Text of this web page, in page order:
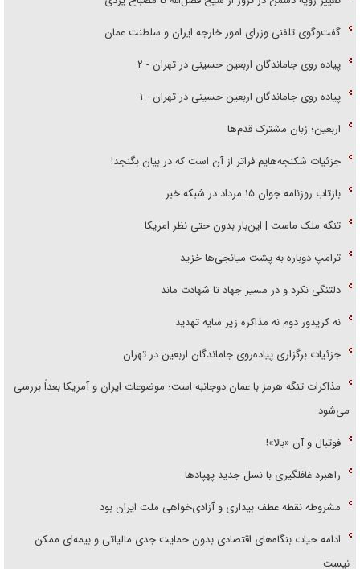
گفت‌وگوی تلفنی وزرای امور خارجه ایران و سلطنت عمان
پیاده روی جاماندگان اربعین حسینی در تهران - ۲
پیاده روی جاماندگان اربعین حسینی در تهران - ۱
اربعین؛ زبان مشترک قدم‌ها
جزئیات شکنجه‌هایم فراتر از آن است که در بیان بگنجد!
بازتاب روزنامه جوان ۱۵ مرداد در شبکه خبر
تنگه ملک ماست | این‌بار بدون حتی نظر امریکا
ترامپ دوباره به پشت میانجی‌ها خزید
دلتنگی نکرد و در مسیر جهاد تا شهادت ماند
نه کریدور دوم نه مذاکره زیر سایه تهدید
جزئیات برگزاری پیاده‌روی جاماندگان اربعین در تهران
مذاکرات تنگه هرمز با عمان دوجانبه است؛ موضوعات ایران و آمریکا بعداً بررسی
می‌شود
فوتبال و آن «بالا»!
راهبرد غافلگیری با نسل جدید پهپاد‌ها
مشروطه نقطه عطف بیداری و آزادی‌خواهی ملت ایران بود
ادامه حیات بنگاه‌های اقتصادی بدون حمایت جدی مالیاتی و بیمه‌ای ممکن
نیست